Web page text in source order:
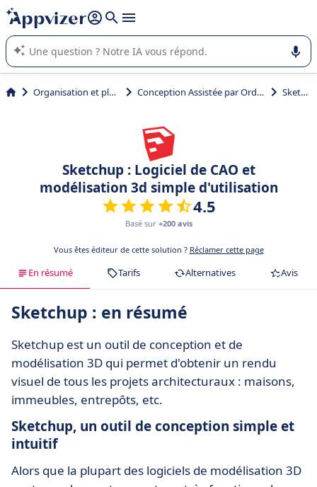
répondre (plusieurs lignes avec
L'IA de Appvizer vous guide dans l'utilisation ou la sélection de
logiciel SaaS en entreprise.
Organisation et planification Conception Assistée par Ordinateur (CAO) Sketchup
Sketchup : Logiciel de CAO et
modélisation 3d simple d'utilisation
4.5
Basé sur +200 avis
Vous êtes éditeur de cette solution ? Réclamer cette page
En résumé Tarifs Alternatives Avis
Sketchup : en résumé
Sketchup est un outil de conception et de
modélisation 3D qui permet d'obtenir un rendu
visuel de tous les projets architecturaux : maisons,
immeubles, entrepôts, etc.
Sketchup, un outil de conception simple et
intuitif
Alors que la plupart des logiciels de modélisation 3D